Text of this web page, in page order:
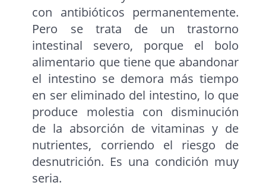
con antibióticos permanentemente.
Pero se trata de un trastorno
intestinal severo, porque el bolo
alimentario que tiene que abandonar
el intestino se demora más tiempo
en ser eliminado del intestino, lo que
produce molestia con disminución
de la absorción de vitaminas y de
nutrientes, corriendo el riesgo de
desnutrición. Es una condición muy
seria.